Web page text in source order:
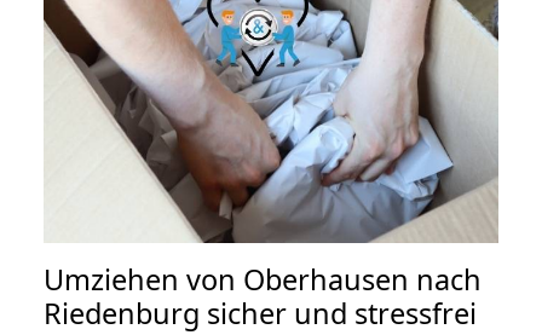
Umziehen von Oberhausen nach
Riedenburg sicher und stressfrei